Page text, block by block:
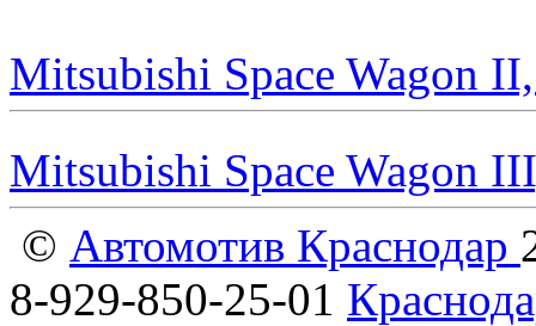
Mitsubishi Space Wagon
Mitsubishi Space Wagon
© Автомотив Краснодар
8-929-850-25-01